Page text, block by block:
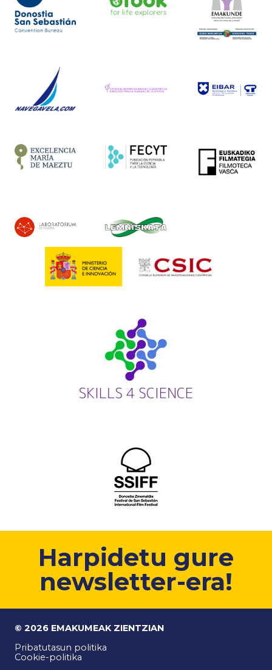
Harpidetu gure
newsletter-era!
© 2026 EMAKUMEAK ZIENTZIAN
Pribatutasun politika
Cookie-politika